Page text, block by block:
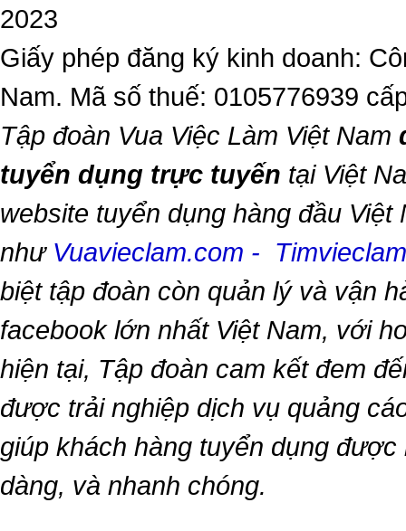
2023
Giấy phép đăng ký kinh doanh:
Nam. Mã số thuế: 0105776939
Tập đoàn Vua Việc Làm Việt Nam
tuyển dụng trực tuyến tại Việt
website tuyển dụng hàng đầu Việt
như Vuavieclam.com -
biệt tập đoàn còn quản lý và vận
facebook lớn nhất Việt Nam, với
hiện tại, Tập đoàn cam kết đem
được trải nghiệp dịch vụ quảng
giúp khách hàng tuyển dụng
dàng, và nhanh chóng.